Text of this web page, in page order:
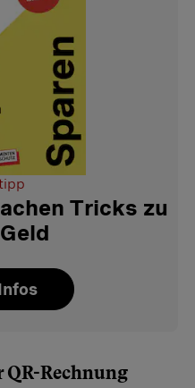
Tricks zu
QR-Rechnung